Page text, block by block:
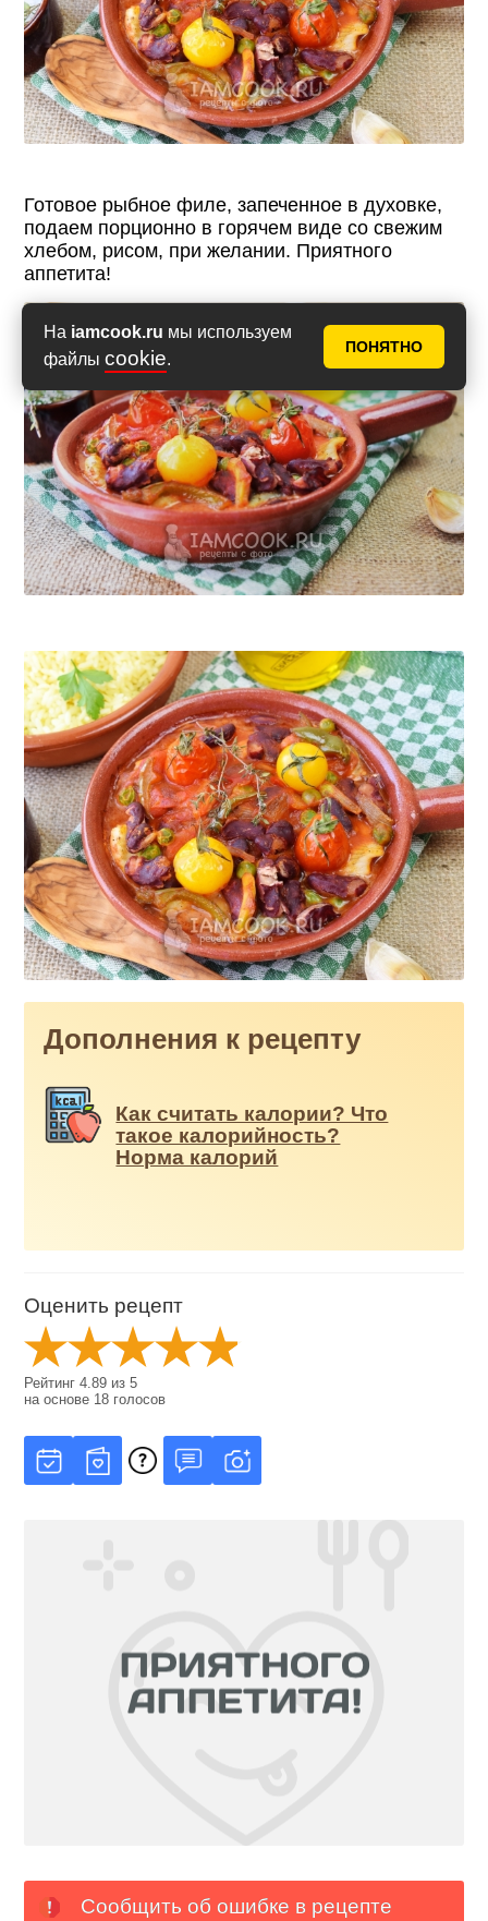
На iamcook.ru мы используем
файлы cookie.
ПОНЯТНО
Готовое рыбное филе, запеченное в духовке,
подаем порционно в горячем виде со свежим
хлебом, рисом, при желании. Приятного
аппетита!
Фото 11
Дополнения к рецепту
Как считать калории? Что
такое калорийность?
Норма калорий
Оценить рецепт
Рейтинг4.89 из5
на основе 18 голосов
Сообщить об ошибке в рецепте